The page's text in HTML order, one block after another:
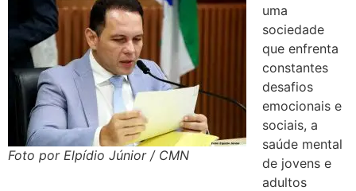
Foto por Elpídio Júnior / CMN
uma
sociedade
que enfrenta
constantes
desafios
emocionais e
sociais, a
saúde mental
de jovens e
adultos